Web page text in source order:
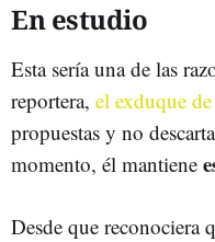
En estudio
Esta sería una de las
reportera, el exduque
propuestas y no
momento, él mantiene
Desde que reconociera